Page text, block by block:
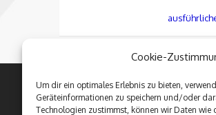
Cookie-
Um dir ein optimales Erlebnis zu bieten,
Geräteinformationen zu speichern und/oder
Technologien zustimmst, können wir Daten